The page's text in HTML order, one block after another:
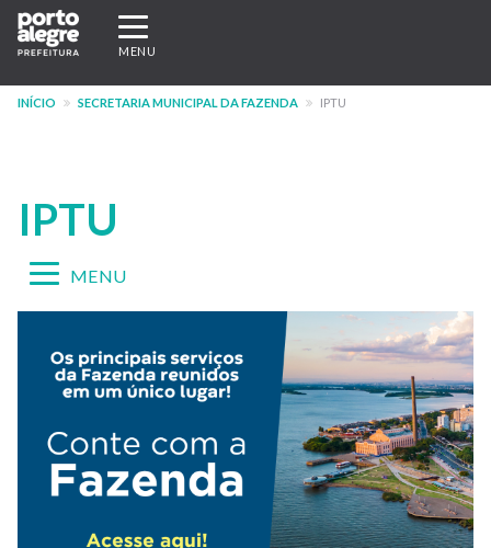
Pular
para
conteúdo
Expandir/recolher
navegação
MENU
INÍCIO SECRETARIA MUNICIPAL DA FAZENDA IPTU
IPTU
IPTU
Novo
Expandir/recolher
MENU